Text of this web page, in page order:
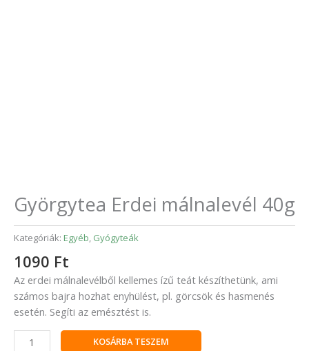
Györgytea Erdei málnalevél 40g
Kategóriák: Egyéb, Gyógyteák
1090 Ft
Az erdei málnalevélből kellemes ízű teát készíthetünk, ami
számos bajra hozhat enyhülést, pl. görcsök és hasmenés
esetén. Segíti az emésztést is.
KOSÁRBA TESZEM